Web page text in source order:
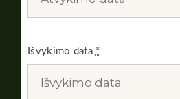
Išvykimo data *